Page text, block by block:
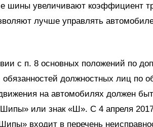
шины увеличивают коэффициент
лучше управлять
с п. 8 основных положений по
обязанностей должностных лиц по
на автомобилях должен
или знак «Ш». С 4 апреля
входит в перечень